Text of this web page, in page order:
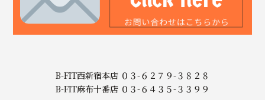
B-FIT西新宿本店 ０３-６２７９-３８２８
B-FIT麻布十番店 ０３-６４３５-３３９９